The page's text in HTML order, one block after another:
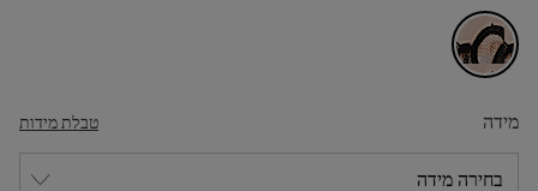
מידה טבלת מידות